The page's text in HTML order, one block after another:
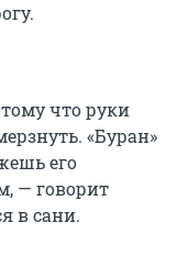
что руки
«Буран»
его
— говорит
в сани.